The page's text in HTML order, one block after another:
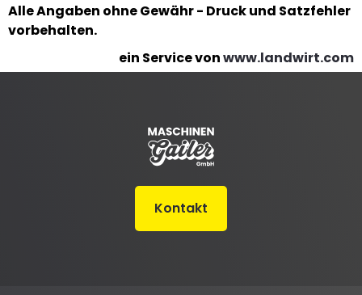
Alle Angaben ohne Gewähr - Druck und Satzfehler
vorbehalten.
ein Service vonwww.landwirt.com
Kontakt